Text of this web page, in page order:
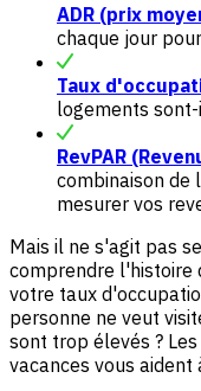
ADR (prix
chaque jour
Taux
logements
RevPAR
combinaison de
mesurer vos
Mais il ne s'agit pas
comprendre l'histoire
votre taux
personne ne veut
sont trop élevés ?
vacances vous aident